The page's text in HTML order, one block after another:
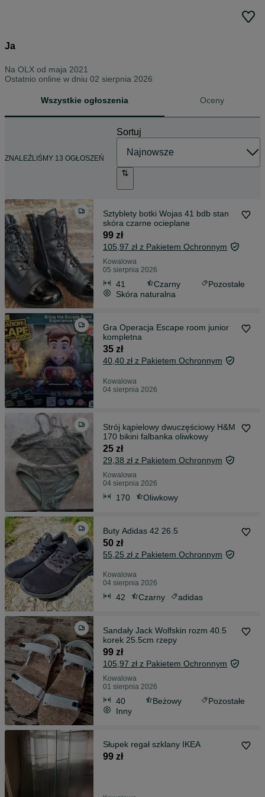
Ja
Na OLX od maja 2021
Ostatnio online w dniu 02 sierpnia 2026
Wszystkie ogłoszenia Oceny
ZNALEŹLIŚMY 13 OGŁOSZEŃ
Sortuj
Sztyblety botki Wojas 41 bdb stan
skóra czarne ocieplane
99 zł
105,97 zł z Pakietem Ochronnym
Kowalowa
05 sierpnia 2026
41 Czarny
Pozostałe
Skóra naturalna
Gra Operacja Escape room junior
kompletna
35 zł
40,40 zł z Pakietem Ochronnym
Kowalowa
04 sierpnia 2026
Strój kąpielowy dwuczęściowy H&M
170 bikini falbanka oliwkowy
25 zł
29,38 zł z Pakietem Ochronnym
Kowalowa
04 sierpnia 2026
170 Oliwkowy
Buty Adidas 42 26.5
50 zł
55,25 zł z Pakietem Ochronnym
Kowalowa
04 sierpnia 2026
42 Czarny adidas
Sandały Jack Wolfskin rozm 40.5
korek 25.5cm rzepy
99 zł
105,97 zł z Pakietem Ochronnym
Kowalowa
01 sierpnia 2026
40 Beżowy
Pozostałe
Inny
Słupek regał szklany IKEA
99 zł